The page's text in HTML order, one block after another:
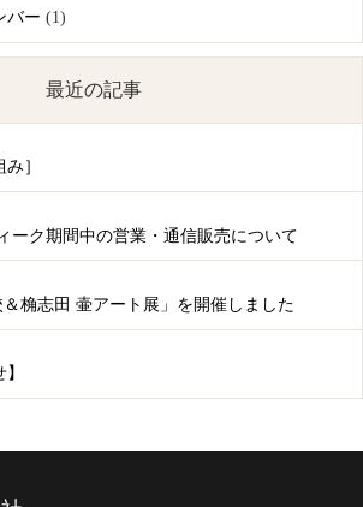
バー (1)
最近の記事
］
ーク期間中の営業・通信販売について
＆桷志田 壷アート展」を開催しました